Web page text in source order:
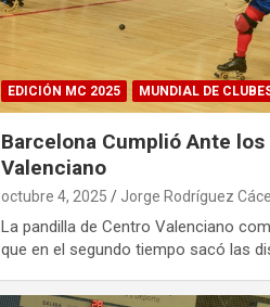
EDICIÓN MC 2025 MUNDIAL DE
Barcelona Cumplió Ante
Valenciano
octubre 4, 2025 Jorge Rodríguez
La pandilla de Centro Valenciano
que en el segundo tiempo sacó las